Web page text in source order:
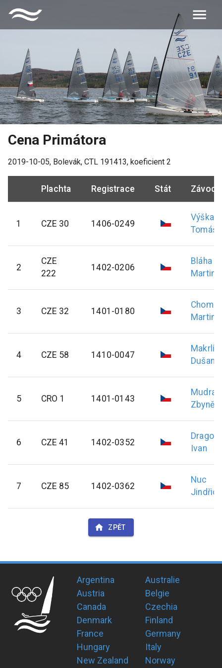
Cena Primátora
2019-10-05, Bolevák, CTL 191413, koeficient 2
Plachta Registrace Stát
1 CZE 30 1406-0249
Výška
Tomáš
2
CZE
222
1402-0206
Bláha
Martin
3 CZE 32 1401-0180
Chomát
Martin
4 CZE 58 1410-0047
Makrlík
Dušan
5 CRO 1 1401-0143
Mudra
Zbyněk
6 CZE 41 1402-0352
Ivan
7 CZE 85 1402-0362
Nuc
Jindřich
ZPĚT
Argentina
Australie
Austria
Belgie
Canada
Czechia
Denmark
Finland
France
Germany
Hungary
Italy
New Zealand
Norway